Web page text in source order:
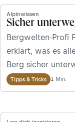
Alpinwissen
Sicher
Bergwelten-Profi
erklärt, was es
Berg sicher
Tipps & Tricks 1 Min.